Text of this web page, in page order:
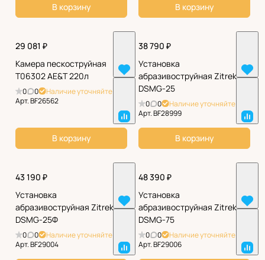
В корзину В корзину
29 081 ₽
Камера пескоструйная
T06302 AE&T 220л
0 0
Наличие уточняйте
Арт.BF26562
В корзину
38 790 ₽
Установка
абразивоструйная Zitrek
DSMG-25
0 0
Наличие уточняйте
Арт.BF28999
В корзину
43 190 ₽
Установка
абразивоструйная Zitrek
DSMG-25Ф
0 0
Наличие уточняйте
Арт.BF29004
48 390 ₽
Установка
абразивоструйная Zitrek
DSMG-75
0 0
Наличие уточняйте
Арт.BF29006